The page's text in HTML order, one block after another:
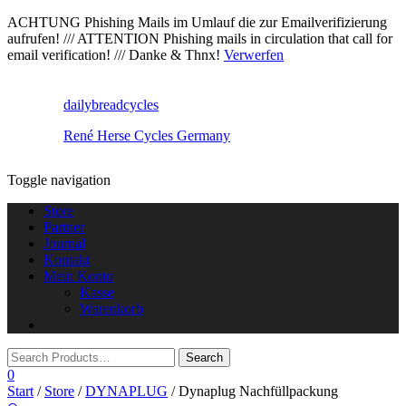
ACHTUNG Phishing Mails im Umlauf die zur Emailverifizierung
aufrufen! /// ATTENTION Phishing mails in circulation that call for
email verification! /// Danke & Thnx! Verwerfen
dailybreadcycles
René Herse Cycles Germany
Toggle navigation
Store
Partner
Journal
Kontakt
Mein Konto
Kasse
Warenkorb
0
Start / Store /DYNAPLUG / Dynaplug Nachfüllpackung